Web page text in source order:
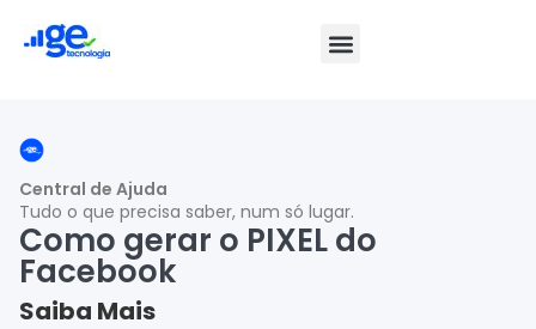
Central de Ajuda
Tudo o que precisa saber, num só lugar.
Como gerar o PIXEL do
Facebook
Saiba Mais